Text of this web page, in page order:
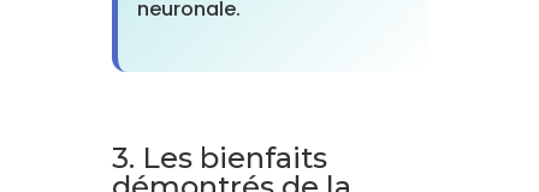
neuronale.
3. Les bienfaits